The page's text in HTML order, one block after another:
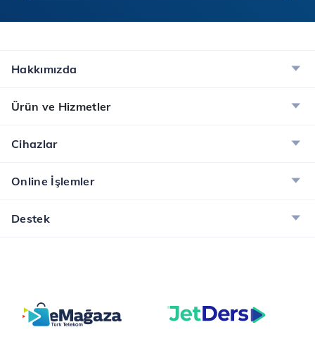
Hakkımızda
Ürün ve Hizmetler
Cihazlar
Online İşlemler
Destek